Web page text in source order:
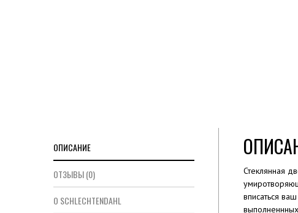
ОПИСАНИЕ
ОТЗЫВЫ (0)
О SCHLECHTENDAHL
Стеклянная
вписаться